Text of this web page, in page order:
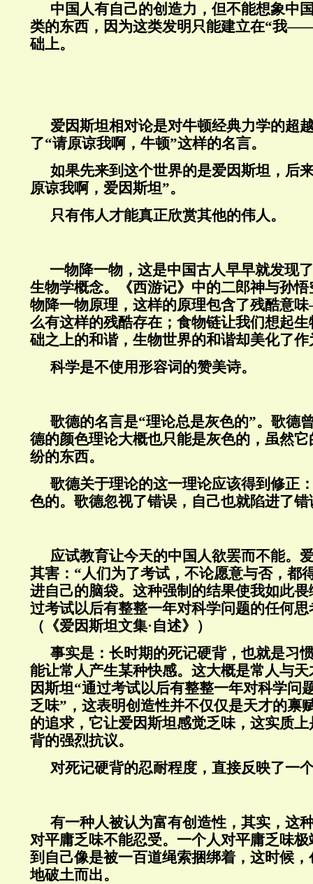
中国人有自己的创造力，但不能想象中
类的东西，因为这类发明只能建立在“
础上。
爱因斯坦相对论是对牛顿经典力学的超
了“请原谅我啊，牛顿”这样的名言。
如果先来到这个世界的是爱因斯坦，后
原谅我啊，爱因斯坦”。
只有伟人才能真正欣赏其他的伟人。
一物降一物，这是中国古人早早就发现
生物学概念。《西游记》中的二郎神与孙
物降一物原理，这样的原理包含了残酷意
么有这样的残酷存在；食物链让我们想起
础之上的和谐，生物世界的和谐却美化了
科学是不使用形容词的赞美诗。
歌德的名言是“理论总是灰色的”。歌德
德的颜色理论大概也只能是灰色的，虽然
纷的东西。
歌德关于理论的这一理论应该得到修正
色的。歌德忽视了错误，自己也就陷进了错
应试教育让今天的中国人欲罢而不能。
其害：“人们为了考试，不论愿意与否，都
进自己的脑袋。这种强制的结果使我如此
过考试以后有整整一年对科学问题的任何
（《爱因斯坦文集·自述》）
事实是：长时期的死记硬背，也就是习
能让常人产生某种快感。这大概是常人与
因斯坦“通过考试以后有整整一年对科学问
乏味”，这表明创造性并不仅仅是天才的禀
的追求，它让爱因斯坦感觉乏味，这实质
背的强烈抗议。
对死记硬背的忍耐程度，直接反映了一
有一种人被认为富有创造性，其实，这
对平庸乏味不能忍受。一个人对平庸乏味
到自己像是被一百道绳索捆绑着，这时候
地破土而出。